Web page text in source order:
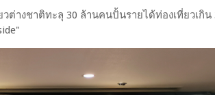
ต่างชาติทะลุ 30 ล้านคนปั้นรายได้ท่องเที่ยวเกิน